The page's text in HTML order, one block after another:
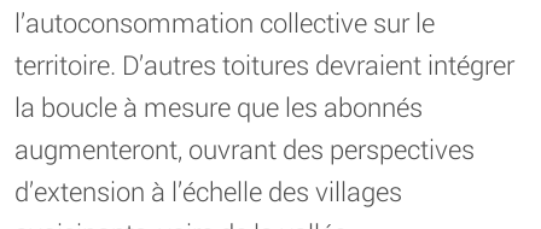
l’autoconsommation collective sur le
territoire. D’autres toitures devraient intégrer
la boucle à mesure que les abonnés
augmenteront, ouvrant des perspectives
d’extension à l’échelle des villages